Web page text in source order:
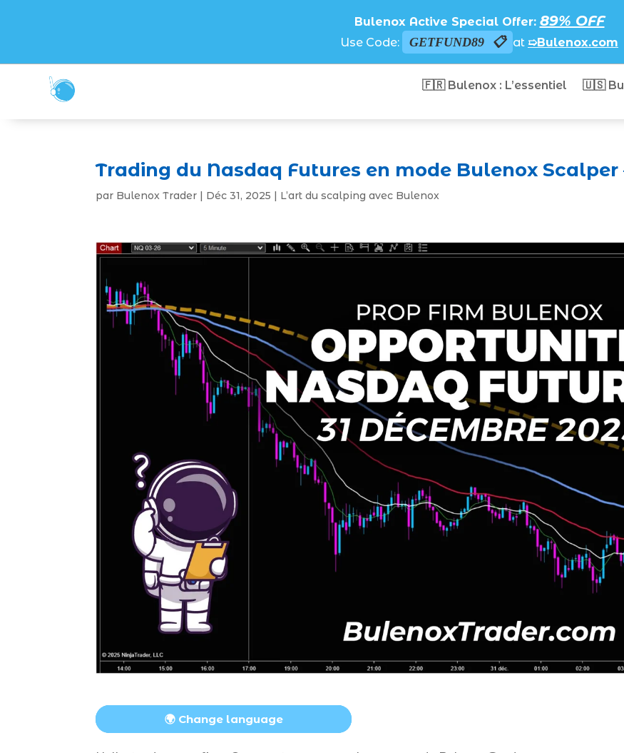
Bulenox Active Special Offer: 89% OFF
Use Code: GETFUND89 at ➯Bulenox.com
🇫🇷 Bulenox : L’essentiel 🇺🇸
Trading du Nasdaq Futures en mode Bulenox Scalper
par Bulenox Trader | Déc 31, 2025 | L’art du scalping avec Bulenox
🌍 Change language